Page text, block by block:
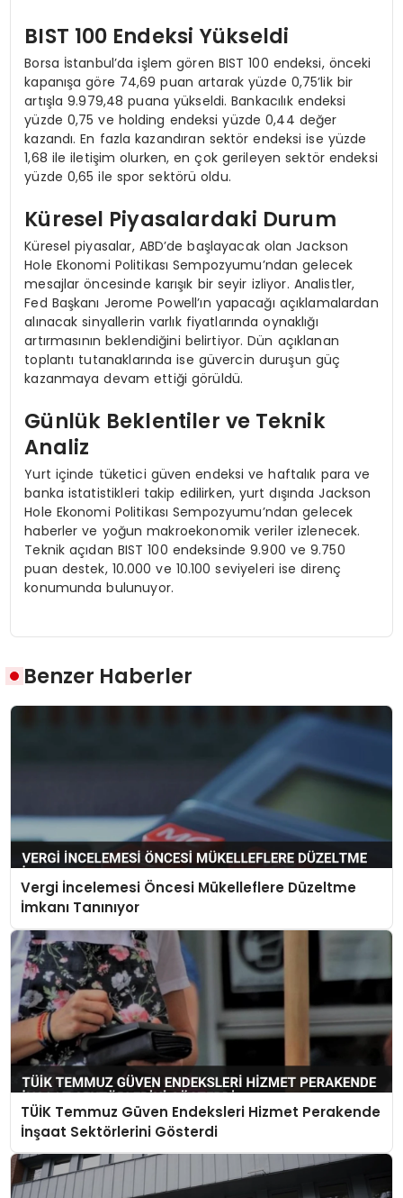
BIST 100 Endeksi Yükseldi
Borsa İstanbul’da işlem gören BIST 100 endeksi, önceki
kapanışa göre 74,69 puan artarak yüzde 0,75’lik bir
artışla 9.979,48 puana yükseldi. Bankacılık endeksi
yüzde 0,75 ve holding endeksi yüzde 0,44 değer
kazandı. En fazla kazandıran sektör endeksi ise yüzde
1,68 ile iletişim olurken, en çok gerileyen sektör endeksi
yüzde 0,65 ile spor sektörü oldu.
Küresel Piyasalardaki Durum
Küresel piyasalar, ABD’de başlayacak olan Jackson
Hole Ekonomi Politikası Sempozyumu’ndan gelecek
mesajlar öncesinde karışık bir seyir izliyor. Analistler,
Fed Başkanı Jerome Powell’ın yapacağı açıklamalardan
alınacak sinyallerin varlık fiyatlarında oynaklığı
artırmasının beklendiğini belirtiyor. Dün açıklanan
toplantı tutanaklarında ise güvercin duruşun güç
kazanmaya devam ettiği görüldü.
Günlük Beklentiler ve Teknik
Analiz
Yurt içinde tüketici güven endeksi ve haftalık para ve
banka istatistikleri takip edilirken, yurt dışında Jackson
Hole Ekonomi Politikası Sempozyumu’ndan gelecek
haberler ve yoğun makroekonomik veriler izlenecek.
Teknik açıdan BIST 100 endeksinde 9.900 ve 9.750
puan destek, 10.000 ve 10.100 seviyeleri ise direnç
konumunda bulunuyor.
Benzer Haberler
Vergi İncelemesi Öncesi Mükelleflere Düzeltme
İmkanı Tanınıyor
TÜİK Temmuz Güven Endeksleri Hizmet Perakende
İnşaat Sektörlerini Gösterdi